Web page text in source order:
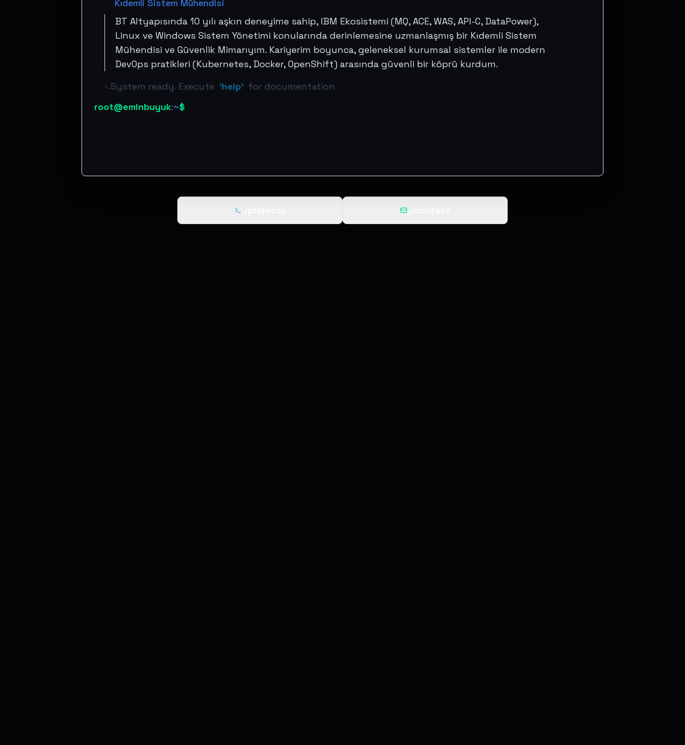
Kıdemli Sistem Mühendisi
BT Altyapısında 10 yılı aşkın deneyime sahip, IBM Ekosistemi (MQ, ACE, WAS, API-C, DataPower),
Linux ve Windows Sistem Yönetimi konularında derinlemesine uzmanlaşmış bir Kıdemli Sistem
Mühendisi ve Güvenlik Mimarıyım. Kariyerim boyunca, geleneksel kurumsal sistemler ile modern
DevOps pratikleri (Kubernetes, Docker, OpenShift) arasında güvenli bir köprü kurdum.
System ready. Execute 'help' for documentation.
root@eminbuyuk:~$
./contact